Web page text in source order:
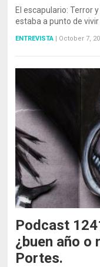
El escapulario: Terror
estaba a punto de
ENTREVISTA October 7,
Podcast
¿buen año o
Portes.